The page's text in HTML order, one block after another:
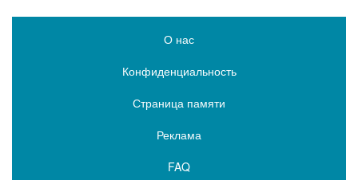
О нас
Конфиденциальность
Страница памяти
Реклама
FAQ